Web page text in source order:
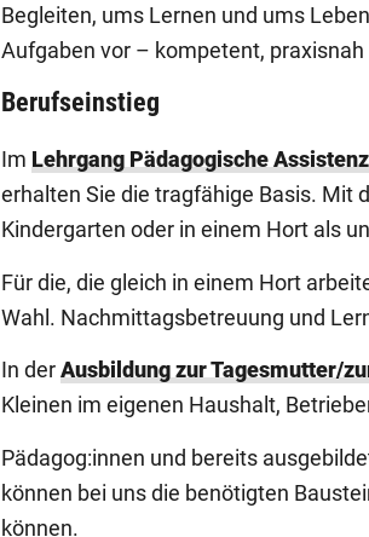
Begleiten, ums Lernen und ums
Aufgaben vor – kompetent,
Berufseinstieg
Im Lehrgang Pädagogische
erhalten Sie die tragfähige Basis. Mit
Kindergarten oder in einem Hort als
Für die, die gleich in einem Hort
Wahl. Nachmittagsbetreuung und
In derAusbildung zur Tagesmutter/
Kleinen im eigenen Haushalt,
Pädagog:innen und bereits
können bei uns die benötigten
können.